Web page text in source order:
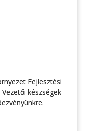
Fejlesztési
készségek